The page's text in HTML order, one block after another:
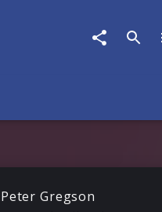
Peter Gregson